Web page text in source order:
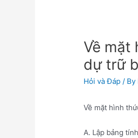
Về mặt
dự trữ
Hỏi và Đáp / By
Về mặt hình
A. Lập bảng tính